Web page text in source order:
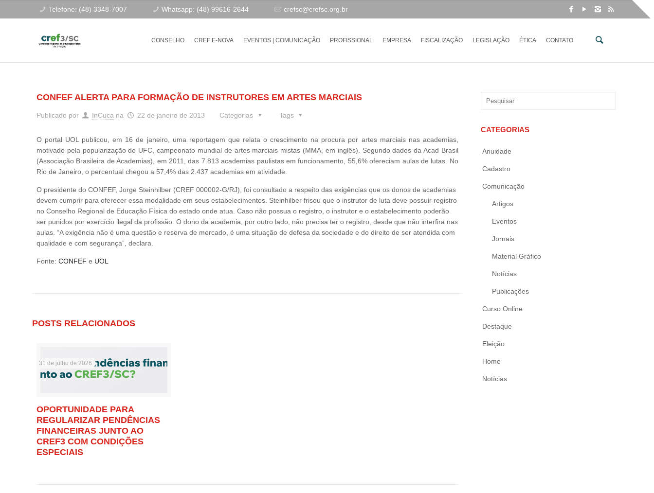
Telefone: (48) 3348-7007 Whatsapp: (48) 99616-2644 crefsc@crefsc.org.br
CONSELHO CREF E-NOVA EVENTOS | COMUNICAÇÃO PROFISSIONAL EMPRESA FISCALIZAÇÃO LEGISLAÇÃO ÉTICA CONTATO
CONFEF ALERTA PARA FORMAÇÃO DE INSTRUTORES EM ARTES MARCIAIS
Publicado por InCuca na 22 de janeiro de 2013 Categorias Tags
O portal UOL publicou, em 16 de janeiro, uma reportagem que relata o crescimento na procura por artes marciais nas academias,
motivado pela popularização do UFC, campeonato mundial de artes marciais mistas (MMA, em inglês). Segundo dados da Acad Brasil
(Associação Brasileira de Academias), em 2011, das 7.813 academias paulistas em funcionamento, 55,6% ofereciam aulas de lutas. No
Rio de Janeiro, o percentual chegou a 57,4% das 2.437 academias em atividade.
O presidente do CONFEF, Jorge Steinhilber (CREF 000002-G/RJ), foi consultado a respeito das exigências que os donos de academias
devem cumprir para oferecer essa modalidade em seus estabelecimentos. Steinhilber frisou que o instrutor de luta deve possuir registro
no Conselho Regional de Educação Física do estado onde atua. Caso não possua o registro, o instrutor e o estabelecimento poderão
ser punidos por exercício ilegal da profissão. O dono da academia, por outro lado, não precisa ter o registro, desde que não interfira nas
aulas. “A exigência não é uma questão e reserva de mercado, é uma situação de defesa da sociedade e do direito de ser atendida com
qualidade e com segurança”, declara.
Fonte: CONFEF e UOL
POSTS RELACIONADOS
31 de julho de 2026
OPORTUNIDADE PARA
REGULARIZAR PENDÊNCIAS
FINANCEIRAS JUNTO AO
CREF3 COM CONDIÇÕES
ESPECIAIS
CATEGORIAS
Anuidade
Cadastro
Comunicação
Artigos
Eventos
Jornais
Material Gráfico
Notícias
Publicações
Curso Online
Destaque
Eleição
Home
Notícias